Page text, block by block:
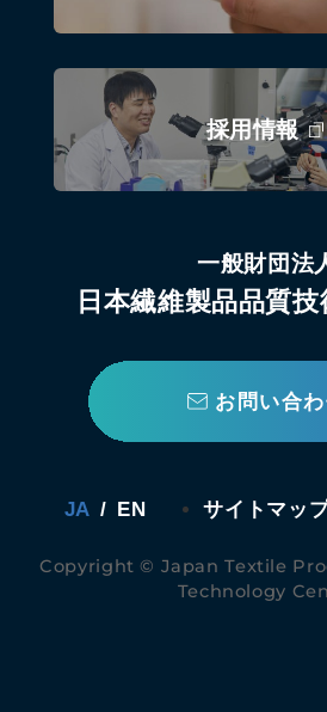
採用情報
一般財団法
日本繊維製品品質
お問い合
JA / EN サイトマッ
Copyright © Japan Textile
Technology